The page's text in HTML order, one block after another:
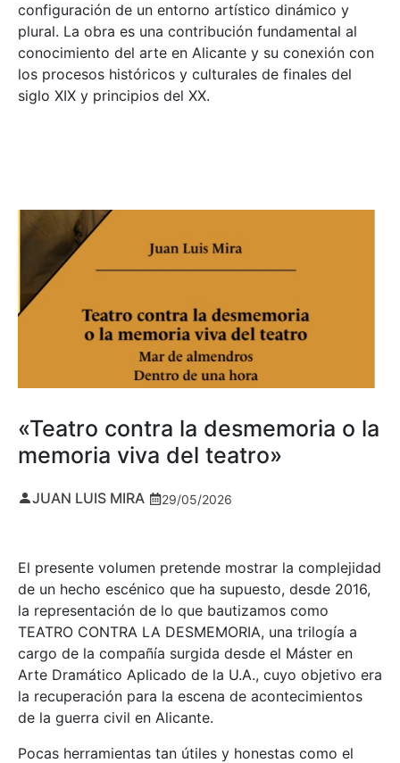
configuración de un entorno artístico dinámico y
plural. La obra es una contribución fundamental al
conocimiento del arte en Alicante y su conexión con
los procesos históricos y culturales de finales del
siglo XIX y principios del XX.
«Teatro contra la desmemoria o la
memoria viva del teatro»
JUAN LUIS MIRA 29/05/2026
El presente volumen pretende mostrar la complejidad
de un hecho escénico que ha supuesto, desde 2016,
la representación de lo que bautizamos como
TEATRO CONTRA LA DESMEMORIA, una trilogía a
cargo de la compañía surgida desde el Máster en
Arte Dramático Aplicado de la U.A., cuyo objetivo era
la recuperación para la escena de acontecimientos
de la guerra civil en Alicante.
Pocas herramientas tan útiles y honestas como el